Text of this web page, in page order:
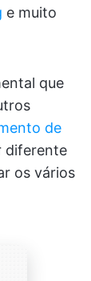
e muito
que
de
diferente
os vários